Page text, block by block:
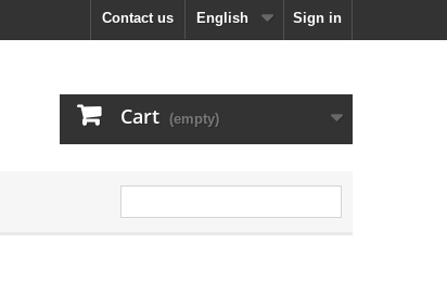
Sign in
English
Contact us
Cart (empty)